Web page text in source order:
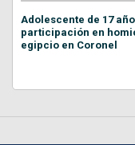
Adolescente de 17
participación en
egipcio en Coronel